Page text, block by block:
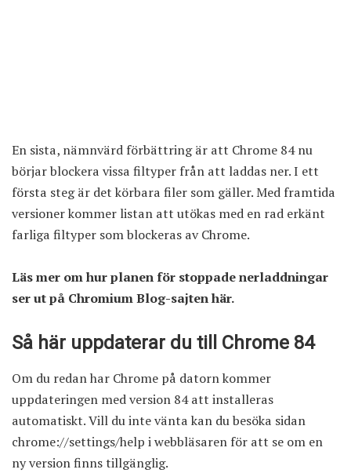
En sista, nämnvärd förbättring är att Chrome 84 nu
börjar blockera vissa filtyper från att laddas ner. I ett
första steg är det körbara filer som gäller. Med framtida
versioner kommer listan att utökas med en rad erkänt
farliga filtyper som blockeras av Chrome.
Läs mer om hur planen för stoppade nerladdningar
ser utpå Chromium Blog-sajten här.
Så här uppdaterar du till Chrome 84
Om du redan har Chrome på datorn kommer
uppdateringen med version 84 att installeras
automatiskt. Vill du inte vänta kan du besöka sidan
chrome://settings/help i webbläsaren för att se om en
ny version finns tillgänglig.